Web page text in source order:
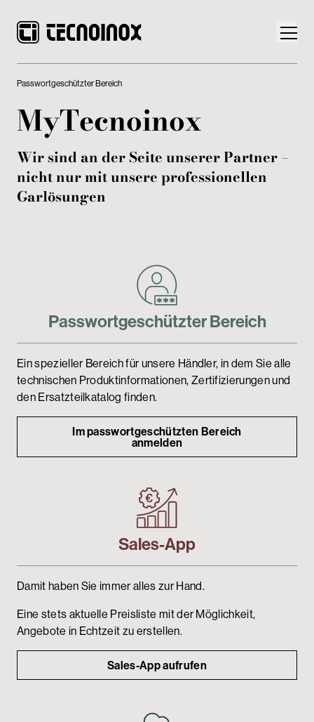
Produkte
Die Welt von Tecnoinox
Passwortgeschützter Bereich
Passwortgeschützter Bereich
MyTecnoinox
Wir sind an der Seite unserer Partner –
nicht nur mit unsere professionellen
Garlösungen
Passwortgeschützter Bereich
Ein spezieller Bereich für unsere Händler, in dem Sie alle
technischen Produktinformationen, Zertifizierungen und
den Ersatzteilkatalog finden.
Im passwortgeschützten Bereich
anmelden
Sales-App
Damit haben Sie immer alles zur Hand.
Eine stets aktuelle Preisliste mit der Möglichkeit,
Angebote in Echtzeit zu erstellen.
Sales-App aufrufen